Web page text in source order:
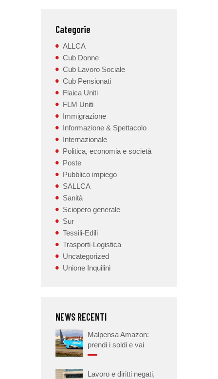
Categorie
ALLCA
Cub Donne
Cub Lavoro Sociale
Cub Pensionati
Flaica Uniti
FLM Uniti
Immigrazione
Informazione & Spettacolo
Internazionale
Politica, economia e società
Poste
Pubblico impiego
SALLCA
Sanità
Sciopero generale
Sur
Tessili-Edili
Trasporti-Logistica
Uncategorized
Unione Inquilini
NEWS RECENTI
Malpensa Amazon:
prendi i soldi e vai
Lavoro e diritti negati,